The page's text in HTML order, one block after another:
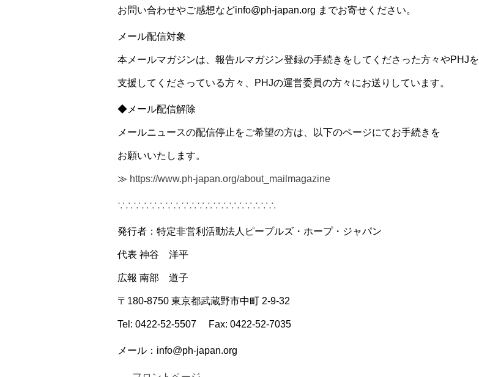
お問い合わせやご感想などinfo@ph-japan.org までお寄せください。
メール配信対象
本メールマガジンは、報告ルマガジン登録の手続きをしてくださった方々やPHJを
支援してくださっている方々、PHJの運営委員の方々にお送りしています。
◆メール配信解除
メールニュースの配信停止をご希望の方は、以下のページにてお手続きを
お願いいたします。
≫ https://www.ph-japan.org/about_mailmagazine
∵∴∵∴∵∴∵∴∵∴∵∴∵∴∵∴∵∴∵∴
発行者：特定非営利活動法人ピープルズ・ホープ・ジャパン
代表 神谷 洋平
広報 南部 道子
〒180-8750 東京都武蔵野市中町 2-9-32
Tel: 0422-52-5507 Fax: 0422-52-7035
メール：info@ph-japan.org